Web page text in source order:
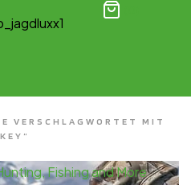
VERSCHLAGWORTET MIT
Fishing and More